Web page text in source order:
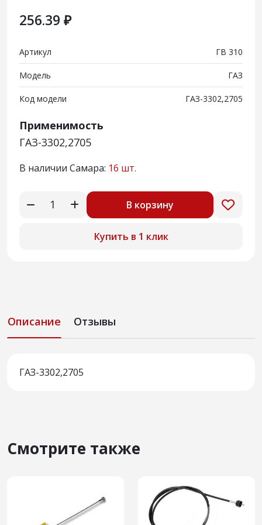
256.39 ₽
Артикул ГВ 310
Модель ГАЗ
Код модели ГАЗ-3302,2705
Применимость
ГАЗ-3302,2705
В наличии Самара: 16 шт.
В корзину
Купить в 1 клик
Описание Отзывы
ГАЗ-3302,2705
Смотрите также